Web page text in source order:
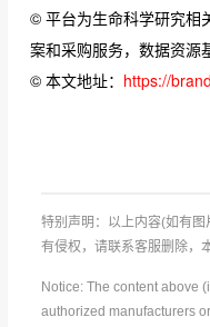
© 平台为生命科学研究相
案和采购服务，数据资源
© 本文地址： https://
特别声明：以上内容(如有
有侵权，请联系客服删除，
Notice: The content above
authorized manufacturers